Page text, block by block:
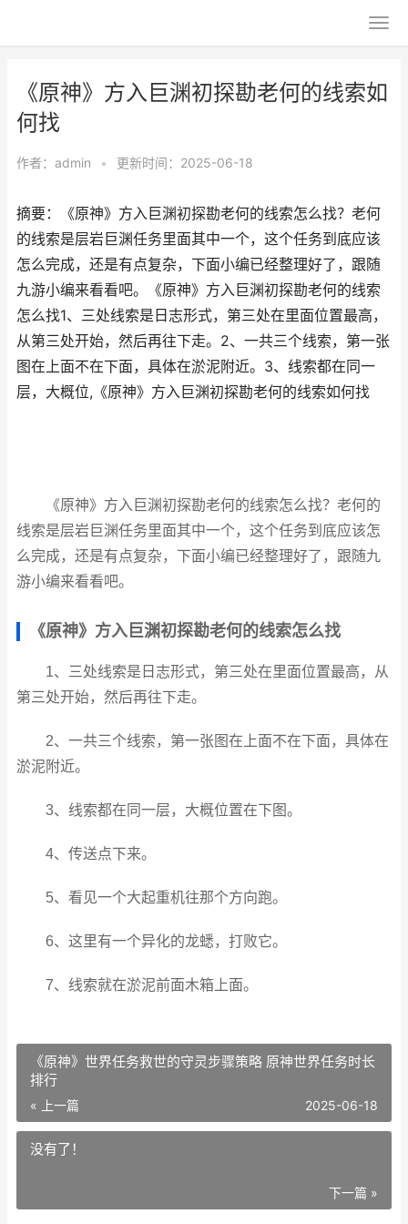
《原神》方入巨渊初探勘老何的线索如
何找
作者： admin • 更新时间：2025-06-18
摘要：《原神》方入巨渊初探勘老何的线索怎么找？老何
的线索是层岩巨渊任务里面其中一个，这个任务到底应该
怎么完成，还是有点复杂，下面小编已经整理好了，跟随
九游小编来看看吧。《原神》方入巨渊初探勘老何的线索
怎么找1、三处线索是日志形式，第三处在里面位置最高，
从第三处开始，然后再往下走。2、一共三个线索，第一张
图在上面不在下面，具体在淤泥附近。3、线索都在同一
层，大概位,《原神》方入巨渊初探勘老何的线索如何找
《原神》方入巨渊初探勘老何的线索怎么找？老何的
线索是层岩巨渊任务里面其中一个，这个任务到底应该怎
么完成，还是有点复杂，下面小编已经整理好了，跟随九
游小编来看看吧。
《原神》方入巨渊初探勘老何的线索怎么找
1、三处线索是日志形式，第三处在里面位置最高，从
第三处开始，然后再往下走。
2、一共三个线索，第一张图在上面不在下面，具体在
淤泥附近。
3、线索都在同一层，大概位置在下图。
4、传送点下来。
5、看见一个大起重机往那个方向跑。
6、这里有一个异化的龙蟋，打败它。
7、线索就在淤泥前面木箱上面。
《原神》世界任务救世的守灵步骤策略 原神世界任务时长
排行
« 上一篇 2025-06-18
没有了！
下一篇 »